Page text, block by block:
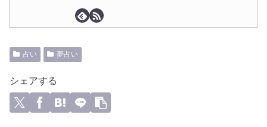
占い 夢占い
シェアする